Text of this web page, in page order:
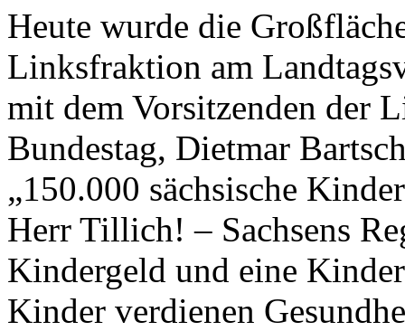
Heute wurde die
Linksfraktion am
mit dem Vorsitzenden der
Bundestag, Dietmar
„150.000 sächsische
Herr Tillich! – Sachsens
Kindergeld und eine
Kinder verdienen